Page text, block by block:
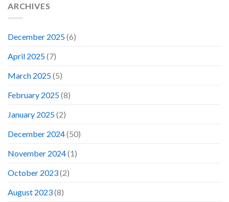
ARCHIVES
December 2025(6)
April 2025(7)
March 2025(5)
February 2025(8)
January 2025(2)
December 2024(50)
November 2024(1)
October 2023(2)
August 2023(8)